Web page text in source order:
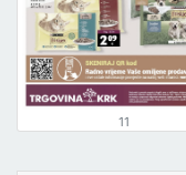
11